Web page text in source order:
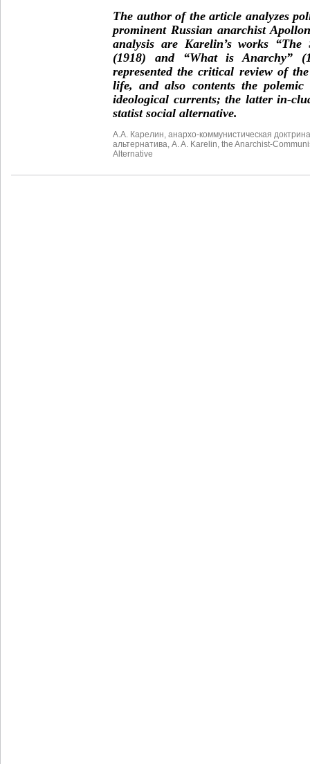
The author of the article analyzes
prominent Russian anarchist
analysis are Karelin’s works “The
(1918) and “What is Anarchy”
represented the critical review of
life, and also contents the polemic
ideological currents; the latter in-
statist social alternative.
А.А. Карелин анархо-коммунистическая доктрина
альтернатива A. A. Karelin the Anarchist-
Alternative